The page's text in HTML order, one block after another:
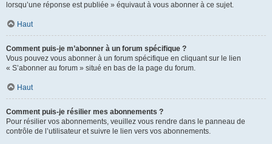
lorsqu’une réponse est publiée » équivaut à vous abonner à ce sujet.
Haut
Comment puis-je m’abonner à un forum spécifique ?
Vous pouvez vous abonner à un forum spécifique en cliquant sur le lien
« S’abonner au forum » situé en bas de la page du forum.
Haut
Comment puis-je résilier mes abonnements ?
Pour résilier vos abonnements, veuillez vous rendre dans le panneau de
contrôle de l’utilisateur et suivre le lien vers vos abonnements.